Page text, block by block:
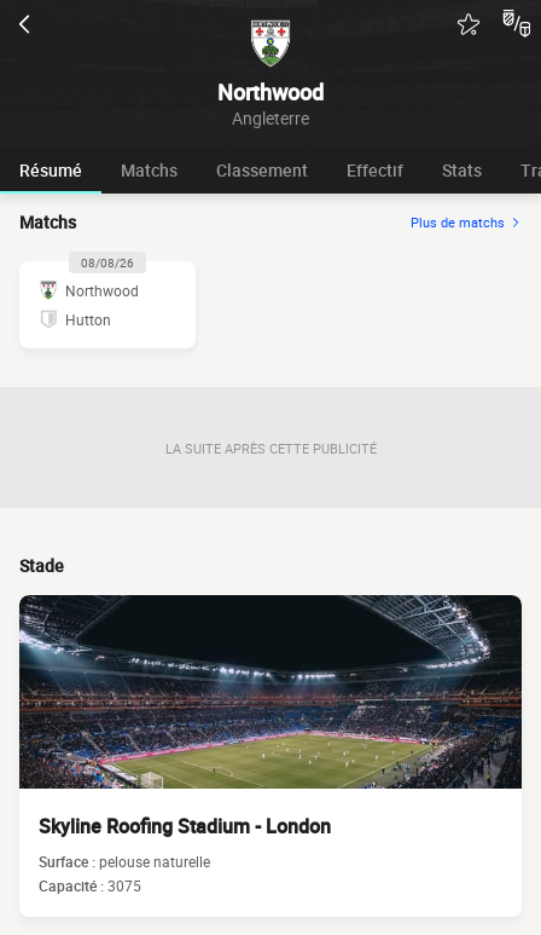
Northwood
Angleterre
Résumé Matchs Classement Effectif Stats
Matchs Plus de matchs
08/08/26
Northwood
Hutton
LA SUITE APRÈS CETTE PUBLICITÉ
Stade
Skyline Roofing Stadium - London
Surface :pelouse naturelle
Capacité :3075